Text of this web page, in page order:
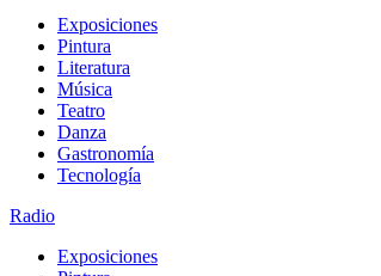
Exposiciones
Pintura
Literatura
Música
Teatro
Danza
Gastronomía
Tecnología
Radio
Exposiciones